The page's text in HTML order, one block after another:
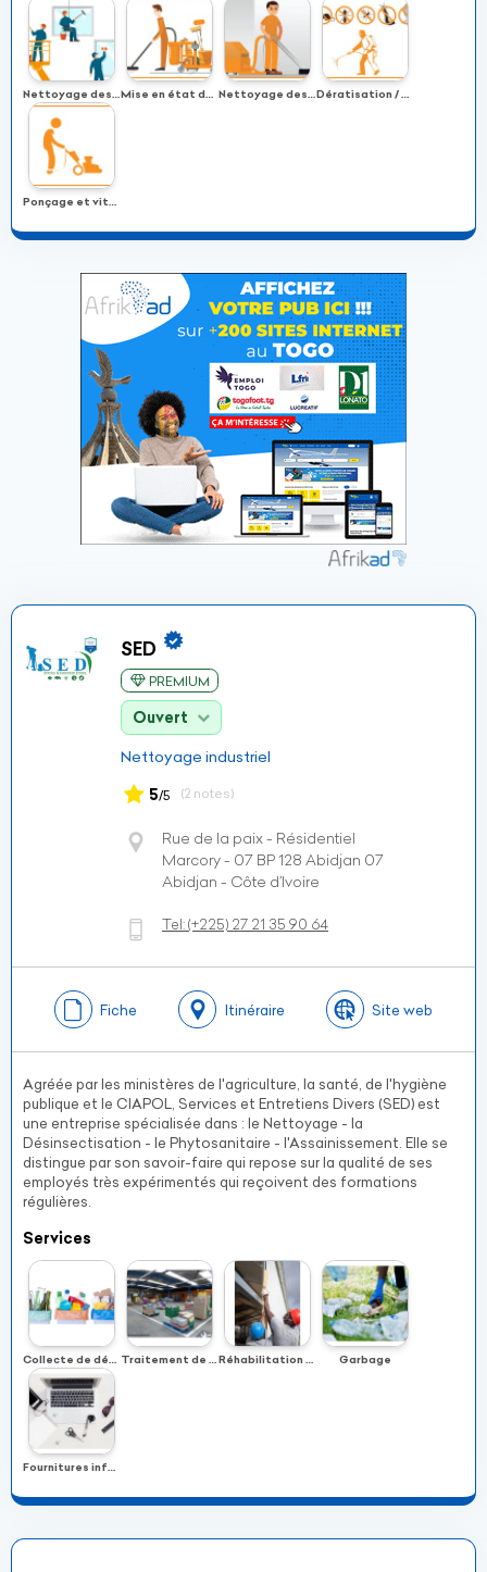
Nettoyage des façade, vitres exterieures et travaux en hauteur Mise en état de propreté Nettoyage des tapis, moquettes et fauteuils Dératisation / Désinsectisation
Ponçage et vitrification du marbre
SED
PREMIUM
Ouvert
Nettoyage industriel
5/5 (2 notes)
Rue de la paix - Résidentiel
Marcory - 07 BP 128 Abidjan 07
Abidjan - Côte d’Ivoire
Tel:(+225) 27 21 35 90 64
Fiche Itinéraire Site web
Agréée par les ministères de l'agriculture, la santé, de l'hygiène
publique et le CIAPOL, Services et Entretiens Divers (SED) est
une entreprise spécialisée dans : le Nettoyage - la
Désinsectisation - le Phytosanitaire - l'Assainissement. Elle se
distingue par son savoir-faire qui repose sur la qualité de ses
employés très expérimentés qui reçoivent des formations
régulières.
Services
Collecte de déchets Traitement de dépôts alimentaires Réhabilitation de bâtiments Garbage
Fournitures informatiques et de consommables informatiques